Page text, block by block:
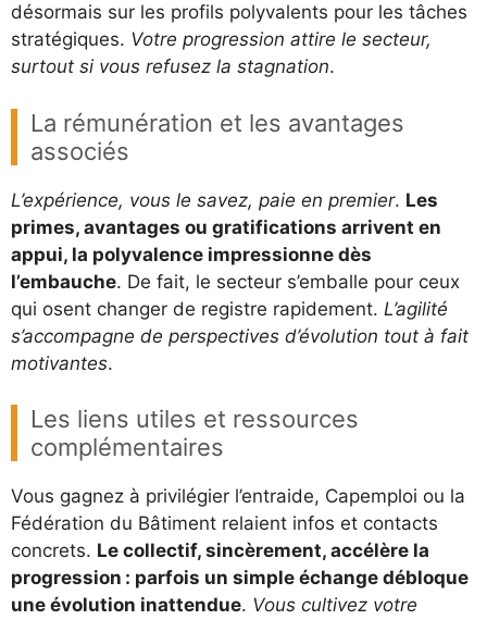
désormais sur les profils polyvalents pour les tâches
stratégiques. Votre progression attire le secteur,
surtout si vous refusez la stagnation.
La rémunération et les avantages
associés
L’expérience, vous le savez, paie en premier. Les
primes, avantages ou gratifications arrivent en
appui, la polyvalence impressionne dès
l’embauche. De fait, le secteur s’emballe pour ceux
qui osent changer de registre rapidement. L’agilité
s’accompagne de perspectives d’évolution tout à fait
motivantes.
Les liens utiles et ressources
complémentaires
Vous gagnez à privilégier l’entraide, Capemploi ou la
Fédération du Bâtiment relaient infos et contacts
concrets. Le collectif, sincèrement, accélère la
progression : parfois un simple échange débloque
une évolution inattendue. Vous cultivez votre